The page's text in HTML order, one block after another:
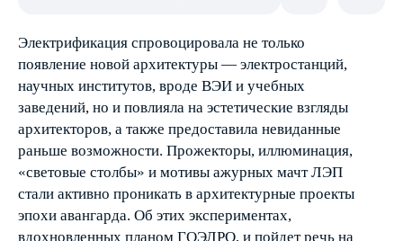
Электрификация спровоцировала не только
появление новой архитектуры — электростанций,
научных институтов, вроде ВЭИ и учебных
заведений, но и повлияла на эстетические взгляды
архитекторов, а также предоставила невиданные
раньше возможности. Прожекторы, иллюминация,
«световые столбы» и мотивы ажурных мачт ЛЭП
стали активно проникать в архитектурные проекты
эпохи авангарда. Об этих экспериментах,
вдохновленных планом ГОЭЛРО, и пойдет речь на